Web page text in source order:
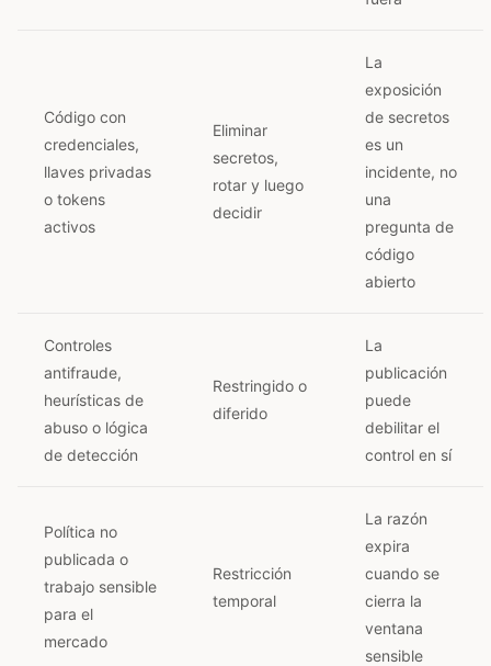
Código con
credenciales,
llaves privadas
o tokens
activos
Eliminar
secretos,
rotar y luego
decidir
La
exposición
de secretos
es un
incidente, no
una
pregunta de
código
abierto
Controles
antifraude,
heurísticas de
abuso o lógica
de detección
Restringido o
diferido
La
publicación
puede
debilitar el
control en sí
Política no
publicada o
trabajo sensible
para el
mercado
Restricción
temporal
La razón
expira
cuando se
cierra la
ventana
sensible